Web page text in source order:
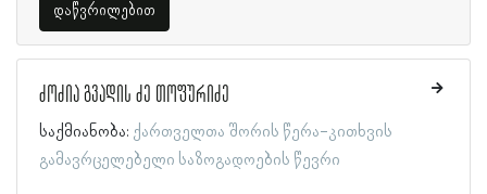
დაწვრილებით
ძოძია გვადის ძე თოფურიძე
საქმიანობა: ქართველთა შორის წერა-კითხვის
გამავრცელებელი საზოგადოების წევრი